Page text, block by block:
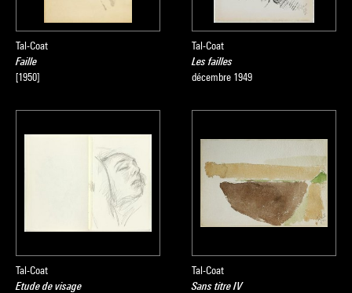
Tal-Coat
Faille
[1950]
Tal-Coat
Les failles
décembre 1949
Tal-Coat
Etude de visage
Tal-Coat
Sans titre IV